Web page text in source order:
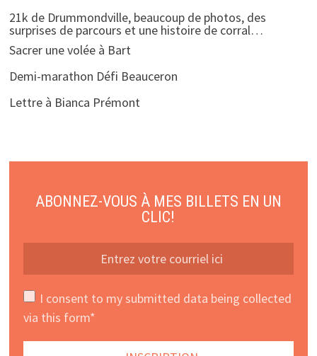
21k de Drummondville, beaucoup de photos, des
surprises de parcours et une histoire de corral…
Sacrer une volée à Bart
Demi-marathon Défi Beauceron
Lettre à Bianca Prémont
ABONNEZ-VOUS À MES BILLETS EN UN
CLIC!
I consent to my submitted data being collected
via this form*